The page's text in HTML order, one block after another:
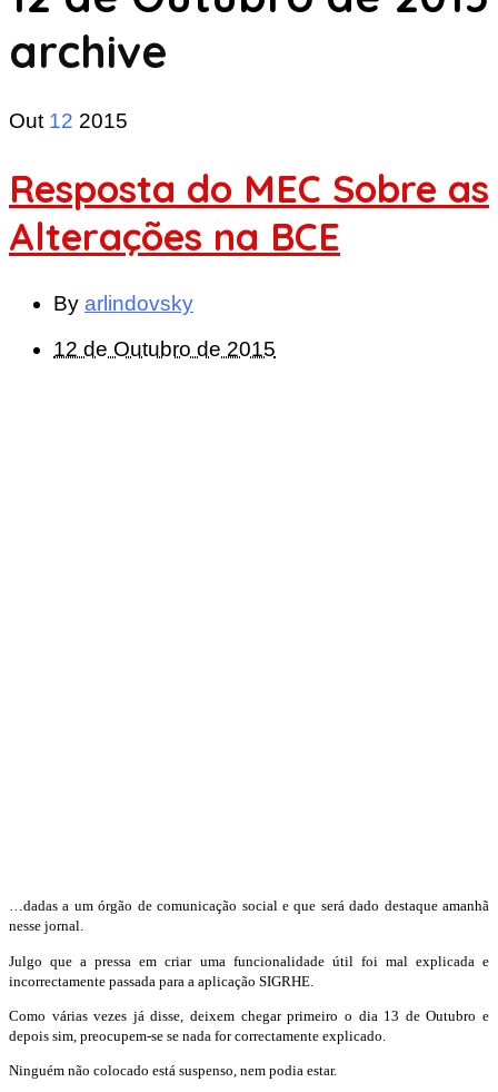
archive
Out 12 2015
Resposta do MEC Sobre as
Alterações na BCE
By arlindovsky
12 de Outubro de 2015
…dadas a um órgão de comunicação social e que será dado destaque amanhã
nesse jornal.
Julgo que a pressa em criar uma funcionalidade útil foi mal explicada e
incorrectamente passada para a aplicação SIGRHE.
Como várias vezes já disse, deixem chegar primeiro o dia 13 de Outubro e
depois sim, preocupem-se se nada for correctamente explicado.
Ninguém não colocado está suspenso, nem podia estar.